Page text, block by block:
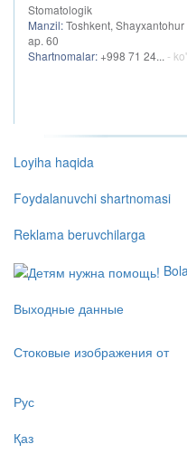
Stomatologik
Manzil:Toshkent,
ap. 60
Shartnomalar: +998 71 24... -
Loyiha haqida
Foydalanuvchi shartnomasi
Reklama beruvchilarga
Выходные данные
Стоковые изображения от
Рус
Қаз